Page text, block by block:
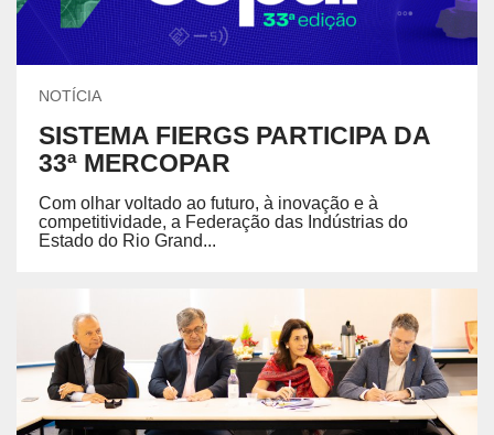
NOTÍCIA
SISTEMA FIERGS PARTICIPA DA
33ª MERCOPAR
Com olhar voltado ao futuro, à inovação e à
competitividade, a Federação das Indústrias do
Estado do Rio Grand...